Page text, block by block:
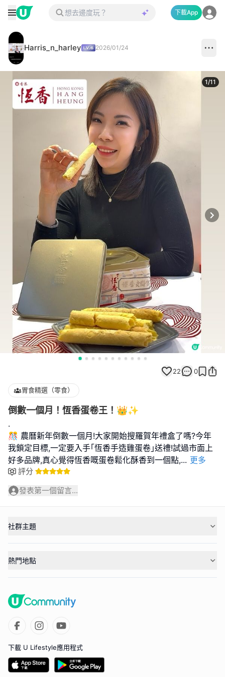
下載App
Harris_n_harley 2026/01/24
1/11
22 0
胃食精選（零食）
倒數一個月！恆香蛋卷王！👑✨
.
🎊 農曆新年倒數一個月!大家開始搜羅賀年禮盒了嗎?今年
我鎖定目標,一定要入手｢恆香手造雞蛋卷｣送禮!試過市面上
好多品牌,真心覺得恆香嘅蛋卷鬆化酥香到一個點,... 更多
評分
發表第一個留言...
社群主題
熱門地點
下載 U Lifestyle應用程式